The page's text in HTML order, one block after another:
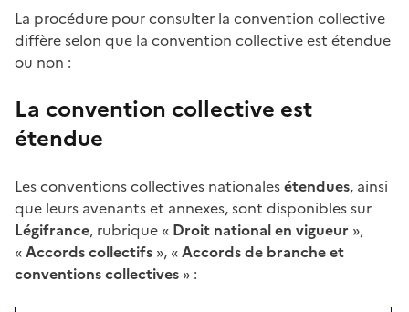
La procédure pour consulter la convention collective
diffère selon que la convention collective est étendue
ou non :
La convention collective est
étendue
Les conventions collectives nationalesétendues, ainsi
que leurs avenants et annexes, sont disponibles sur
Légifrance, rubrique « Droit national en vigueur »,
«Accords collectifs », «Accords de branche et
conventions collectives » :